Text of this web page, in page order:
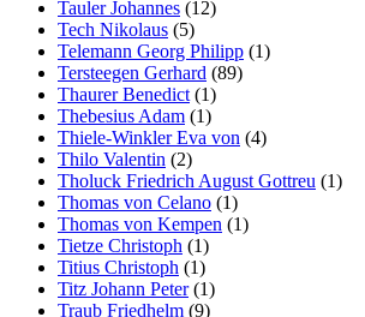
Tauler Johannes (12)
Tech Nikolaus (5)
Telemann Georg Philipp (1)
Tersteegen Gerhard (89)
Thaurer Benedict (1)
Thebesius Adam (1)
Thiele-Winkler Eva von (4)
Thilo Valentin (2)
Tholuck Friedrich August Gottreu (1)
Thomas von Celano (1)
Thomas von Kempen (1)
Tietze Christoph (1)
Titius Christoph (1)
Titz Johann Peter(1)
Traub Friedhelm (9)